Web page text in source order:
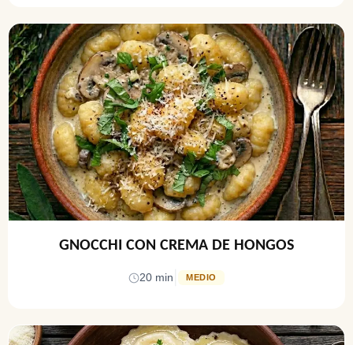
GNOCCHI CON CREMA DE HONGOS
20 min MEDIO